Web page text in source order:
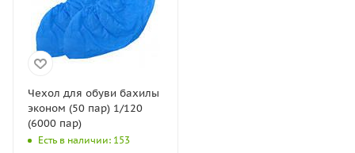
Чехол для обуви бахилы
эконом (50 пар) 1/120
(6000 пар)
Есть в наличии: 153